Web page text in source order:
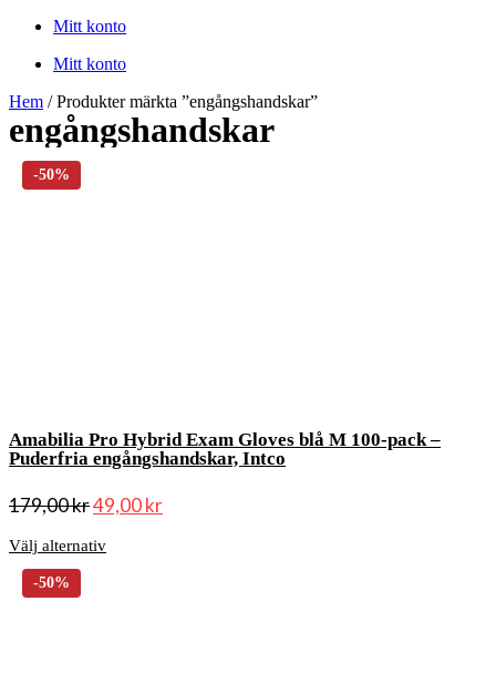
Mitt konto
Mitt konto
Hem / Produkter märkta ”engångshandskar”
engångshandskar
Amabilia Pro Hybrid Exam Gloves blå M 100-pack –
Puderfria engångshandskar, Intco
179,00kr49,00kr
Välj alternativ